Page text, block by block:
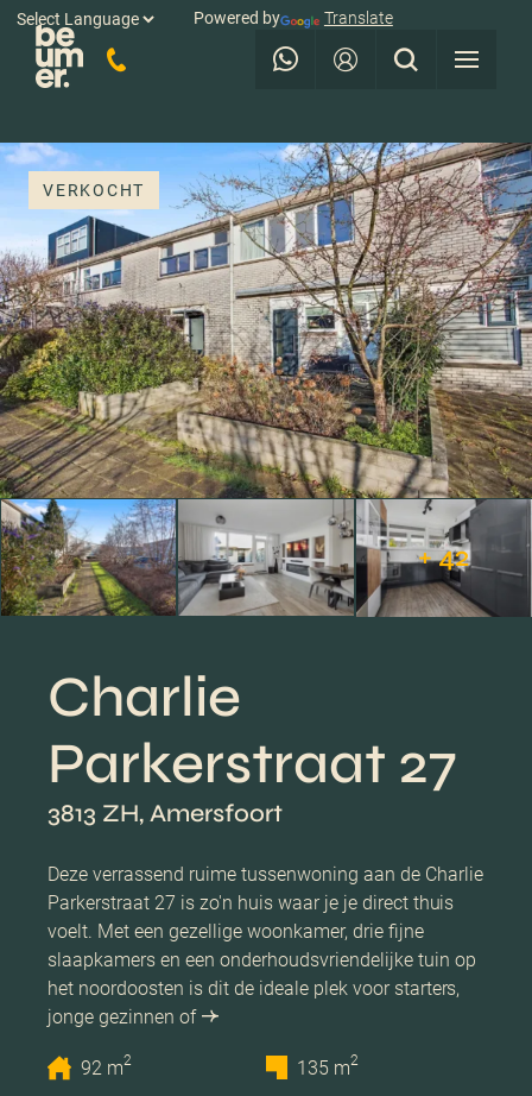
Powered by Translate
VERKOCHT
+ 42
Charlie
Parkerstraat 27
3813 ZH, Amersfoort
Deze verrassend ruime tussenwoning aan de Charlie
Parkerstraat 27 is zo'n huis waar je je direct thuis
voelt. Met een gezellige woonkamer, drie fijne
slaapkamers en een onderhoudsvriendelijke tuin op
het noordoosten is dit de ideale plek voor starters,
jonge gezinnen of
92 m2 135 m2